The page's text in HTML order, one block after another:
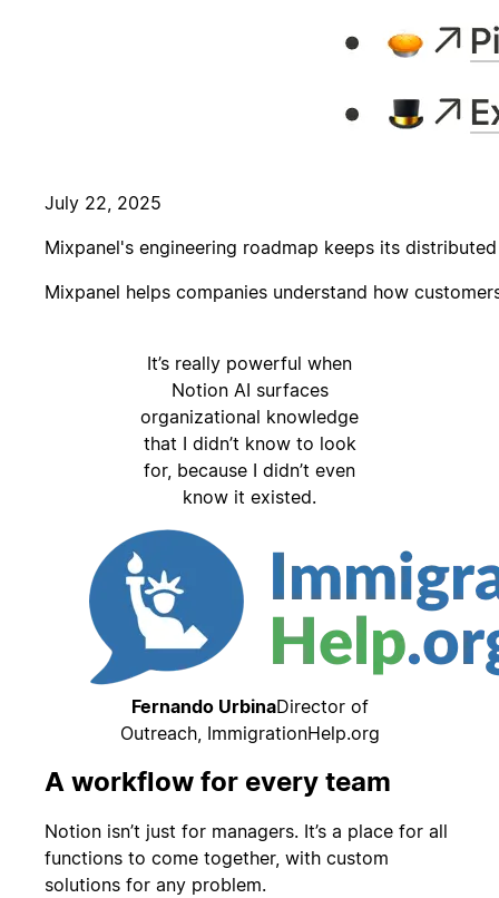
July 22, 2025
Mixpanel's engineering roadmap keeps its
Mixpanel helps companies understand how
It’s really powerful when
Notion AI surfaces
organizational knowledge
that I didn’t know to look
for, because I didn’t even
know it existed.
Fernando UrbinaDirector of
Outreach, ImmigrationHelp.org
A workflow for every team
Notion isn’t just for managers. It’s a place for all
functions to come together, with custom
solutions for any problem.